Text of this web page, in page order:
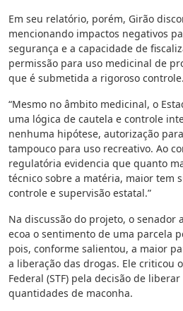
Em seu relatório, porém, Girão
mencionando impactos negativos
segurança e a capacidade de
permissão para uso medicinal de
que é submetida a rigoroso controle.
“Mesmo no âmbito medicinal, o
uma lógica de cautela e controle
nenhuma hipótese, autorização
tampouco para uso recreativo. Ao
regulatória evidencia que quanto
técnico sobre a matéria, maior tem
controle e supervisão estatal.”
Na discussão do projeto, o senador
ecoa o sentimento de uma parcela
pois, conforme salientou, a maior
a liberação das drogas. Ele criticou
Federal (STF) pela decisão de
quantidades de maconha.